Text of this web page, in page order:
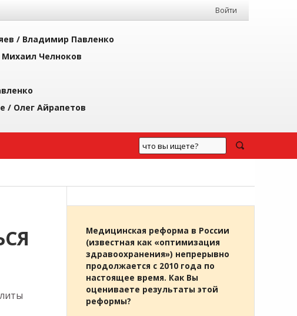
Войти
/ Владимир Павленко
Михаил Челноков
/ Олег Айрапетов
Медицинская реформа в России
(известная как «оптимизация
здравоохранения») непрерывно
продолжается с 2010 года по
настоящее время. Как Вы
оцениваете результаты этой
реформы?